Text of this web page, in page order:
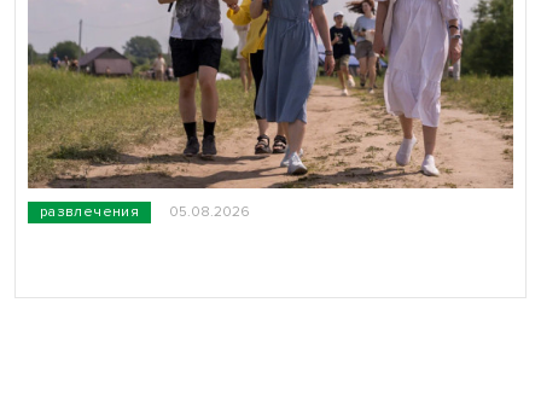
развлечения 05.08.2026